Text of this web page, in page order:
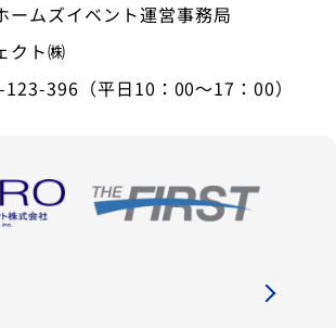
ームズイベント運営事務局
クト㈱
396（平日10：00～17：00）